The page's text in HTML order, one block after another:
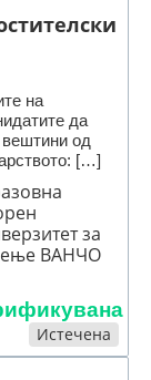
на
да
од
[…]
за
ВАНЧО
Истечена